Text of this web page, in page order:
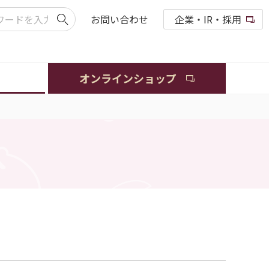
お問い合わせ 企業・IR・採用
オンラインショップ